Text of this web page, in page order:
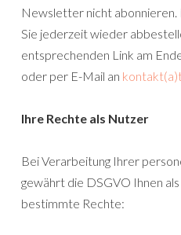
Newsletter nicht
Sie jederzeit wieder
entsprechenden Link am
oder per E-Mail an
Ihre Rechte als Nutzer
Bei Verarbeitung Ihrer
gewährt die DSGVO Ihnen
bestimmte Rechte: